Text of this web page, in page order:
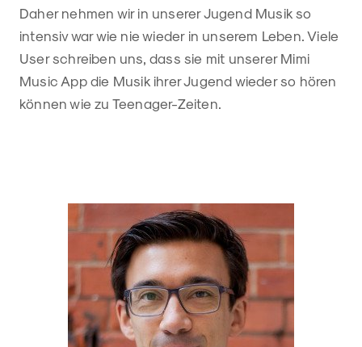
Daher nehmen wir in unserer Jugend Musik so
intensiv war wie nie wieder in unserem Leben. Viele
User schreiben uns, dass sie mit unserer Mimi
Music App die Musik ihrer Jugend wieder so hören
können wie zu Teenager-Zeiten.